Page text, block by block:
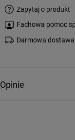
Zapytaj o produkt
Fachowa pomoc
Darmowa dostawa
Opinie